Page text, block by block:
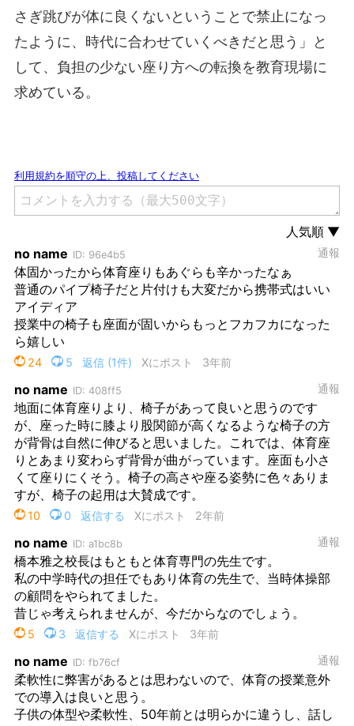
さぎ跳びが体に良くないということで禁止になっ
たように、時代に合わせていくべきだと思う」と
して、負担の少ない座り方への転換を教育現場に
求めている。